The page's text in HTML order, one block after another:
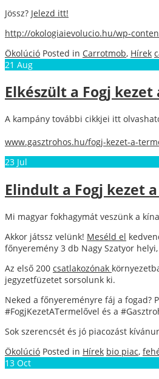
Jössz? Jelezd itt!
http://okologiaievolucio.hu/wp-
Ökolúció Posted in Carrotmob, Hírek
21 Aug
Elkészült a Fogj
A kampány további cikkjei itt
www.gasztrohos.hu/fogj-kezet-a-
23 Jul
Elindult a Fogj kezet
Mi magyar fokhagymát veszünk a
Akkor játssz velünk! Meséld el
főnyeremény 3 db Nagy Szatyor
Az első 200 csatlakozónak
jegyzetfüzetet sorsolunk ki.
Neked a főnyereményre fáj a fogad?
#FogjKezetATermelővel és a
Sok szerencsét és jó piacozást
Ökolúció Posted in Hírek bio piac,
13 Oct